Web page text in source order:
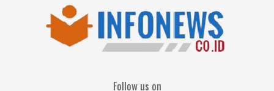
Follow us on